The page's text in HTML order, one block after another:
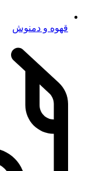
قهوه و دمنوش